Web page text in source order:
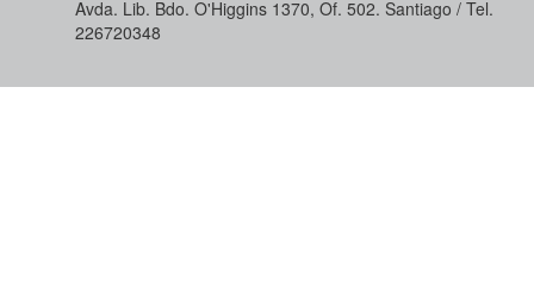
Avda. Lib. Bdo. O'Higgins 1370, Of. 502. Santiago / Tel.
226720348